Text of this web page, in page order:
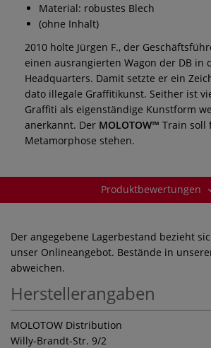
Material: robustes Blech
(ohne Inhalt)
2010 holte Jürgen F., der
einen ausrangierten Wagon der DB in
Headquarters. Damit setzte er ein
dato illegale Graffitikunst. Seither ist
Graffiti als eigenständige Kunstform
anerkannt. Der MOLOTOW™ Train soll
Metamorphose stehen.
Produktbewertungen
Der angegebene Lagerbestand bezieht
unser Onlineangebot. Bestände in
abweichen.
Herstellerangaben
MOLOTOW Distribution
Willy-Brandt-Str. 9/2